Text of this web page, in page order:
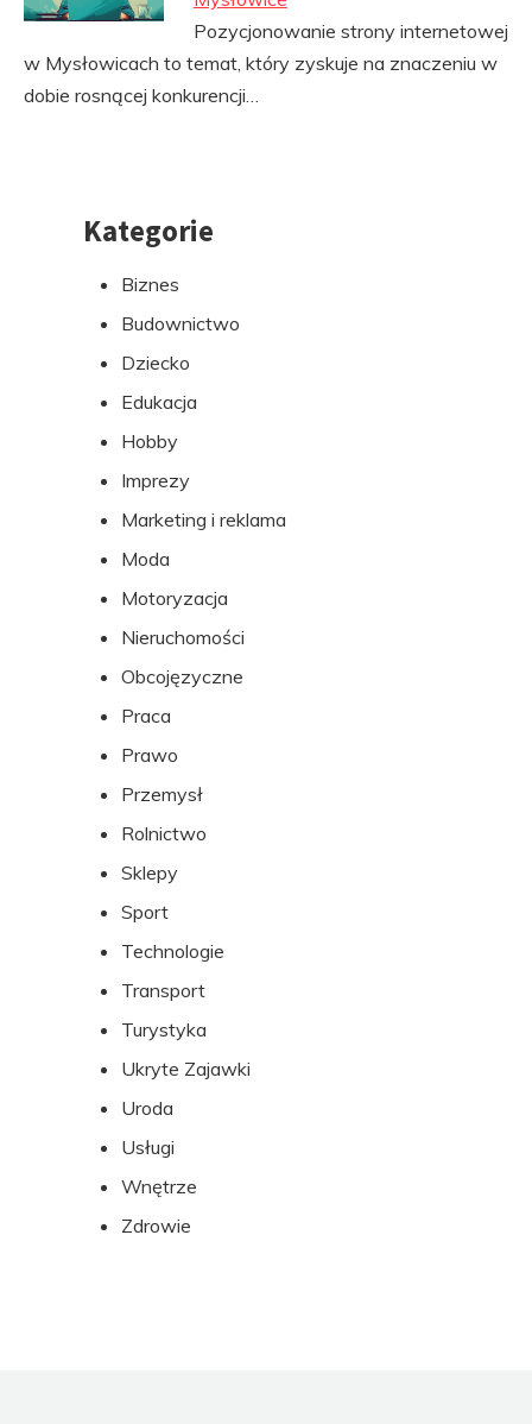
Pozycjonowanie strony internetowej
w Mysłowicach to temat, który zyskuje na znaczeniu w
dobie rosnącej konkurencji…
PrzejdźKategorie
Biznes
Budownictwo
Dziecko
Edukacja
Hobby
Imprezy
Marketing i reklama
Moda
Motoryzacja
Nieruchomości
Obcojęzyczne
Praca
Prawo
Przemysł
Rolnictwo
Sklepy
Sport
Technologie
Transport
Turystyka
Ukryte Zajawki
Uroda
Usługi
Wnętrze
Zdrowie